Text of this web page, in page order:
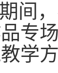
间
专
学